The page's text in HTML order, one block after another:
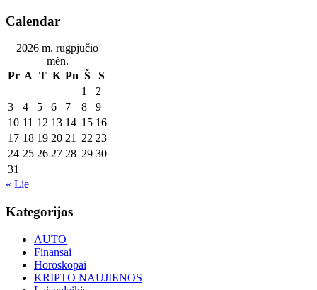
Calendar
2026 m. rugpjūčio
mėn.
Pr A T K Pn Š
S
1
2
3
4 5 6 7 8
9
10 11 12 13 14 15 16
17 18 19 20 21 22 23
24 25 26 27 28 29 30
31
« Lie
Kategorijos
AUTO
Finansai
Horoskopai
KRIPTO NAUJIENOS